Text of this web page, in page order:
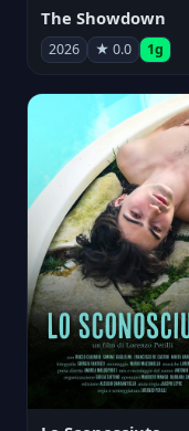
The Showdown
2026 ★ 0.0 1g